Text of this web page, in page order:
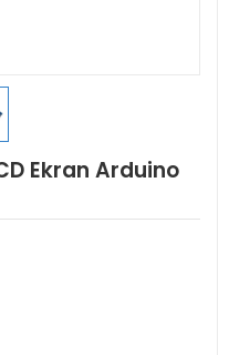
Ekran Arduino